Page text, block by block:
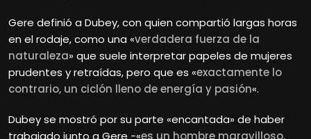
Gere definió a Dubey, con quien compartió largas horas
en el rodaje, como una «verdadera fuerza de la
naturaleza» que suele interpretar papeles de mujeres
prudentes y retraídas, pero que es «exactamente lo
contrario, un ciclón lleno de energía y pasión«.
Dubey se mostró por su parte «encantada» de haber
trabajado junto a Gere -«es un hombre maravilloso,